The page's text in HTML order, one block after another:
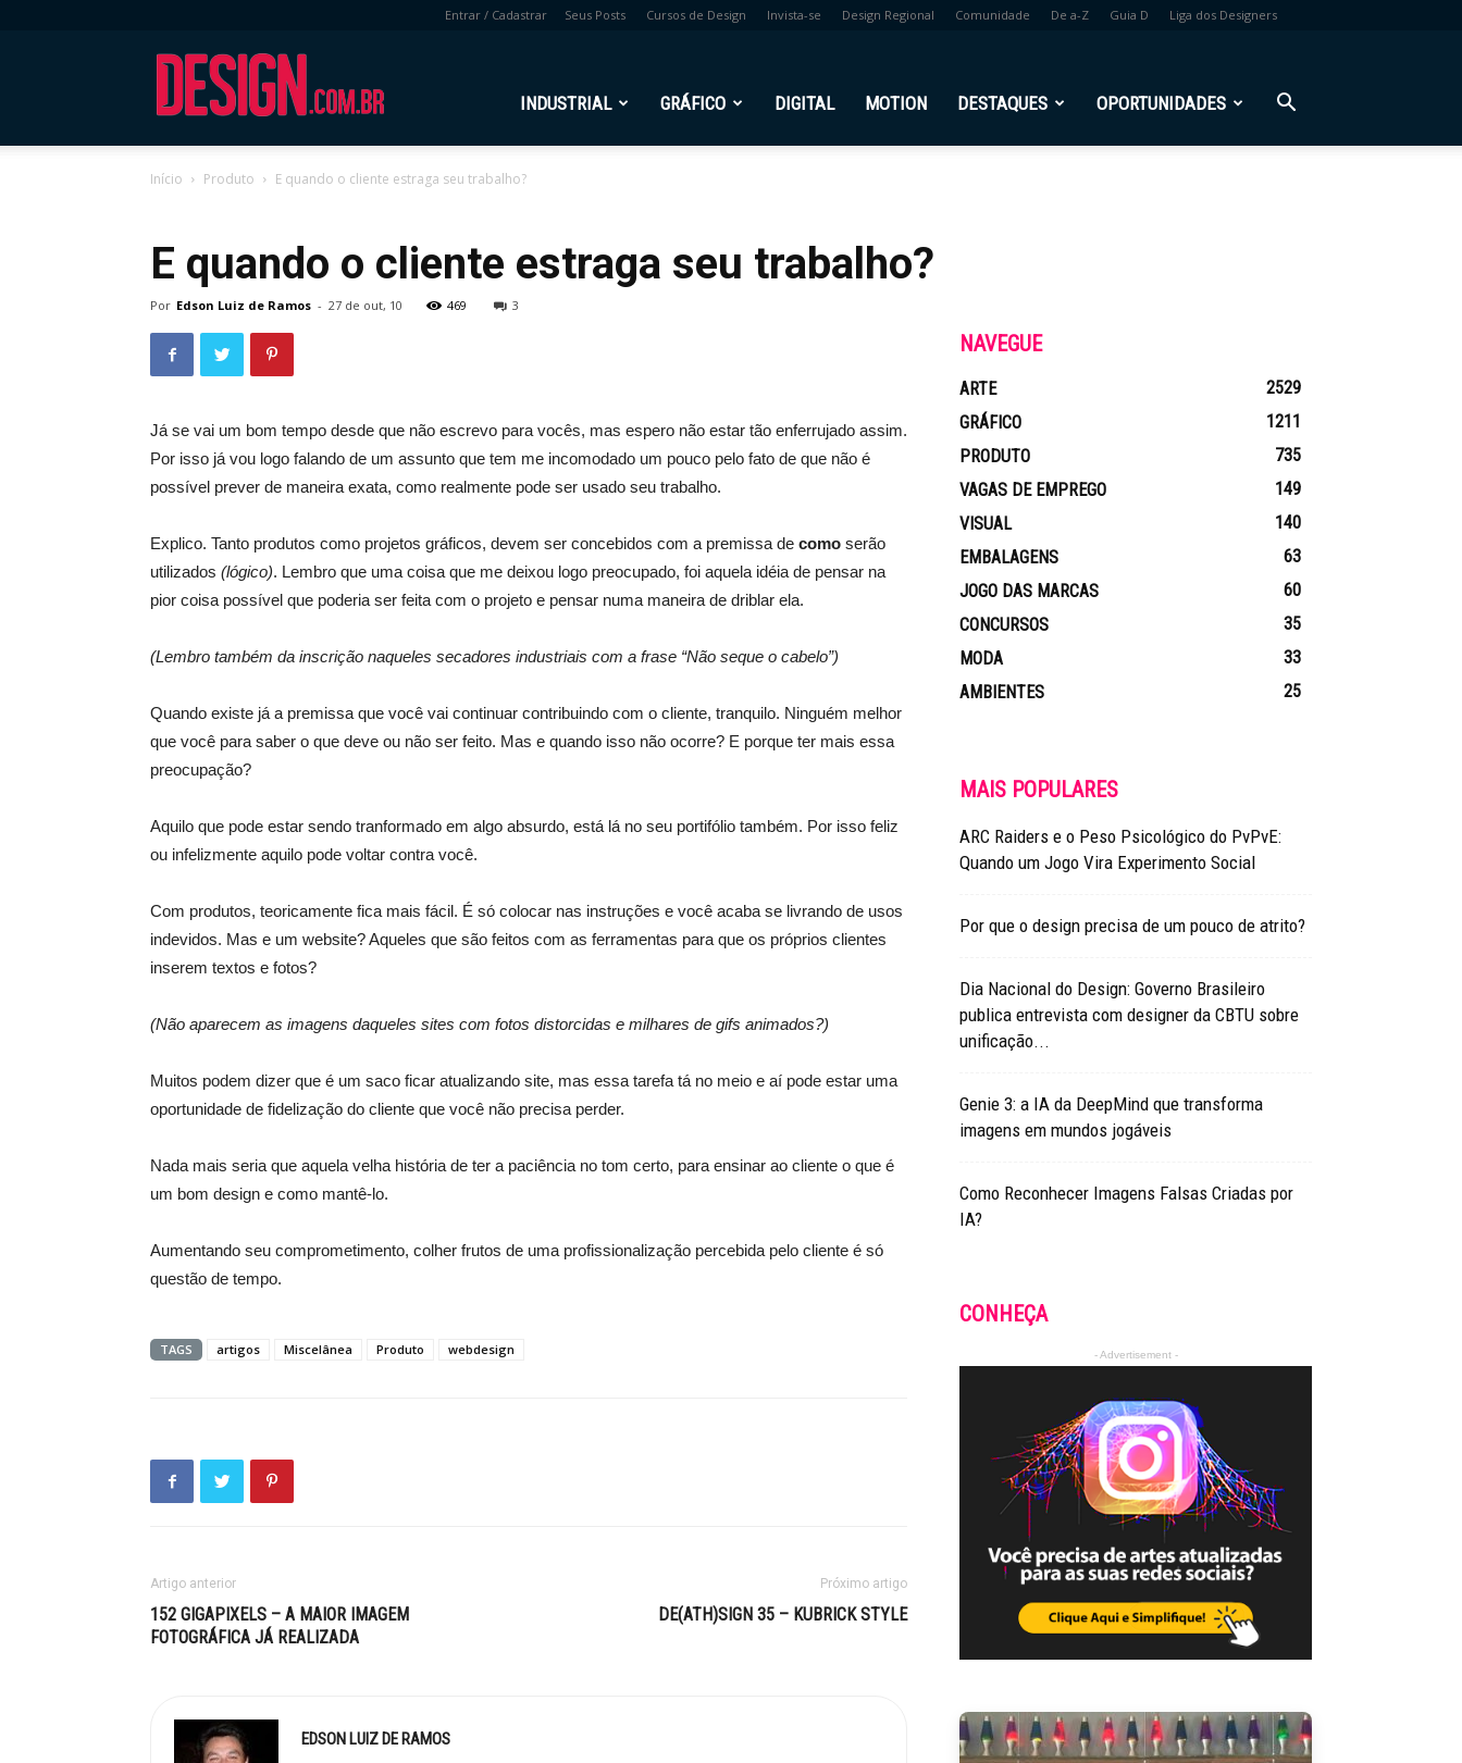
Entrar / Cadastrar Seus Posts Cursos de Design Invista-se Design Regional Comunidade De a-Z Guia D Liga dos Designers
INDUSTRIAL GRÁFICO DIGITAL MOTION DESTAQUES OPORTUNIDADES
Início Produto E quando o cliente estraga seu trabalho?
E quando o cliente estraga seu trabalho?
Por Edson Luiz de Ramos - 27 de out, 10 469 3
Já se vai um bom tempo desde que não escrevo para vocês, mas espero não estar tão enferrujado assim.
Por isso já vou logo falando de um assunto que tem me incomodado um pouco pelo fato de que não é
possível prever de maneira exata, como realmente pode ser usado seu trabalho.
Explico. Tanto produtos como projetos gráficos, devem ser concebidos com a premissa de como serão
utilizados (lógico). Lembro que uma coisa que me deixou logo preocupado, foi aquela idéia de pensar na
pior coisa possível que poderia ser feita com o projeto e pensar numa maneira de driblar ela.
(Lembro também da inscrição naqueles secadores industriais com a frase “Não seque o cabelo”)
Quando existe já a premissa que você vai continuar contribuindo com o cliente, tranquilo. Ninguém melhor
que você para saber o que deve ou não ser feito. Mas e quando isso não ocorre? E porque ter mais essa
preocupação?
Aquilo que pode estar sendo tranformado em algo absurdo, está lá no seu portifólio também. Por isso feliz
ou infelizmente aquilo pode voltar contra você.
Com produtos, teoricamente fica mais fácil. É só colocar nas instruções e você acaba se livrando de usos
indevidos. Mas e um website? Aqueles que são feitos com as ferramentas para que os próprios clientes
inserem textos e fotos?
(Não aparecem as imagens daqueles sites com fotos distorcidas e milhares de gifs animados?)
Muitos podem dizer que é um saco ficar atualizando site, mas essa tarefa tá no meio e aí pode estar uma
oportunidade de fidelização do cliente que você não precisa perder.
Nada mais seria que aquela velha história de ter a paciência no tom certo, para ensinar ao cliente o que é
um bom design e como mantê-lo.
Aumentando seu comprometimento, colher frutos de uma profissionalização percebida pelo cliente é só
questão de tempo.
TAGS artigos Miscelânea Produto webdesign
Artigo anterior
152 GIGAPIXELS – A MAIOR IMAGEM
FOTOGRÁFICA JÁ REALIZADA
Próximo artigo
DE(ATH)SIGN 35 – KUBRICK STYLE
EDSON LUIZ DE RAMOS
NAVEGUE
ARTE
2529
GRÁFICO
1211
PRODUTO
735
VAGAS DE EMPREGO
149
VISUAL
140
EMBALAGENS
63
JOGO DAS MARCAS
60
CONCURSOS
35
MODA
33
AMBIENTES
25
MAIS POPULARES
ARC Raiders e o Peso Psicológico do PvPvE:
Quando um Jogo Vira Experimento Social
Por que o design precisa de um pouco de atrito?
Dia Nacional do Design: Governo Brasileiro
publica entrevista com designer da CBTU sobre
unificação...
Genie 3: a IA da DeepMind que transforma
imagens em mundos jogáveis
Como Reconhecer Imagens Falsas Criadas por
IA?
CONHEÇA
- Advertisement -